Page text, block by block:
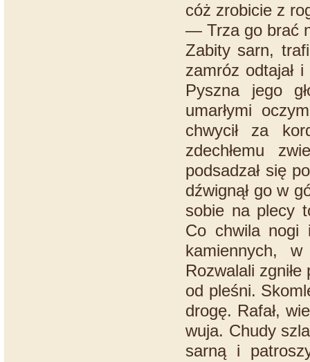
cóż zrobicie z
— Trza go brać
Zabity sarn,
zamróz odtajał
Pyszna jego
umarłymi
chwycił za
zdechłemu
podsadzał się
dźwignął go w
sobie na plecy
Co chwila nogi
kamiennych,
Rozwalali
od pleśni.
drogę. Rafał,
wuja. Chudy
sarną i